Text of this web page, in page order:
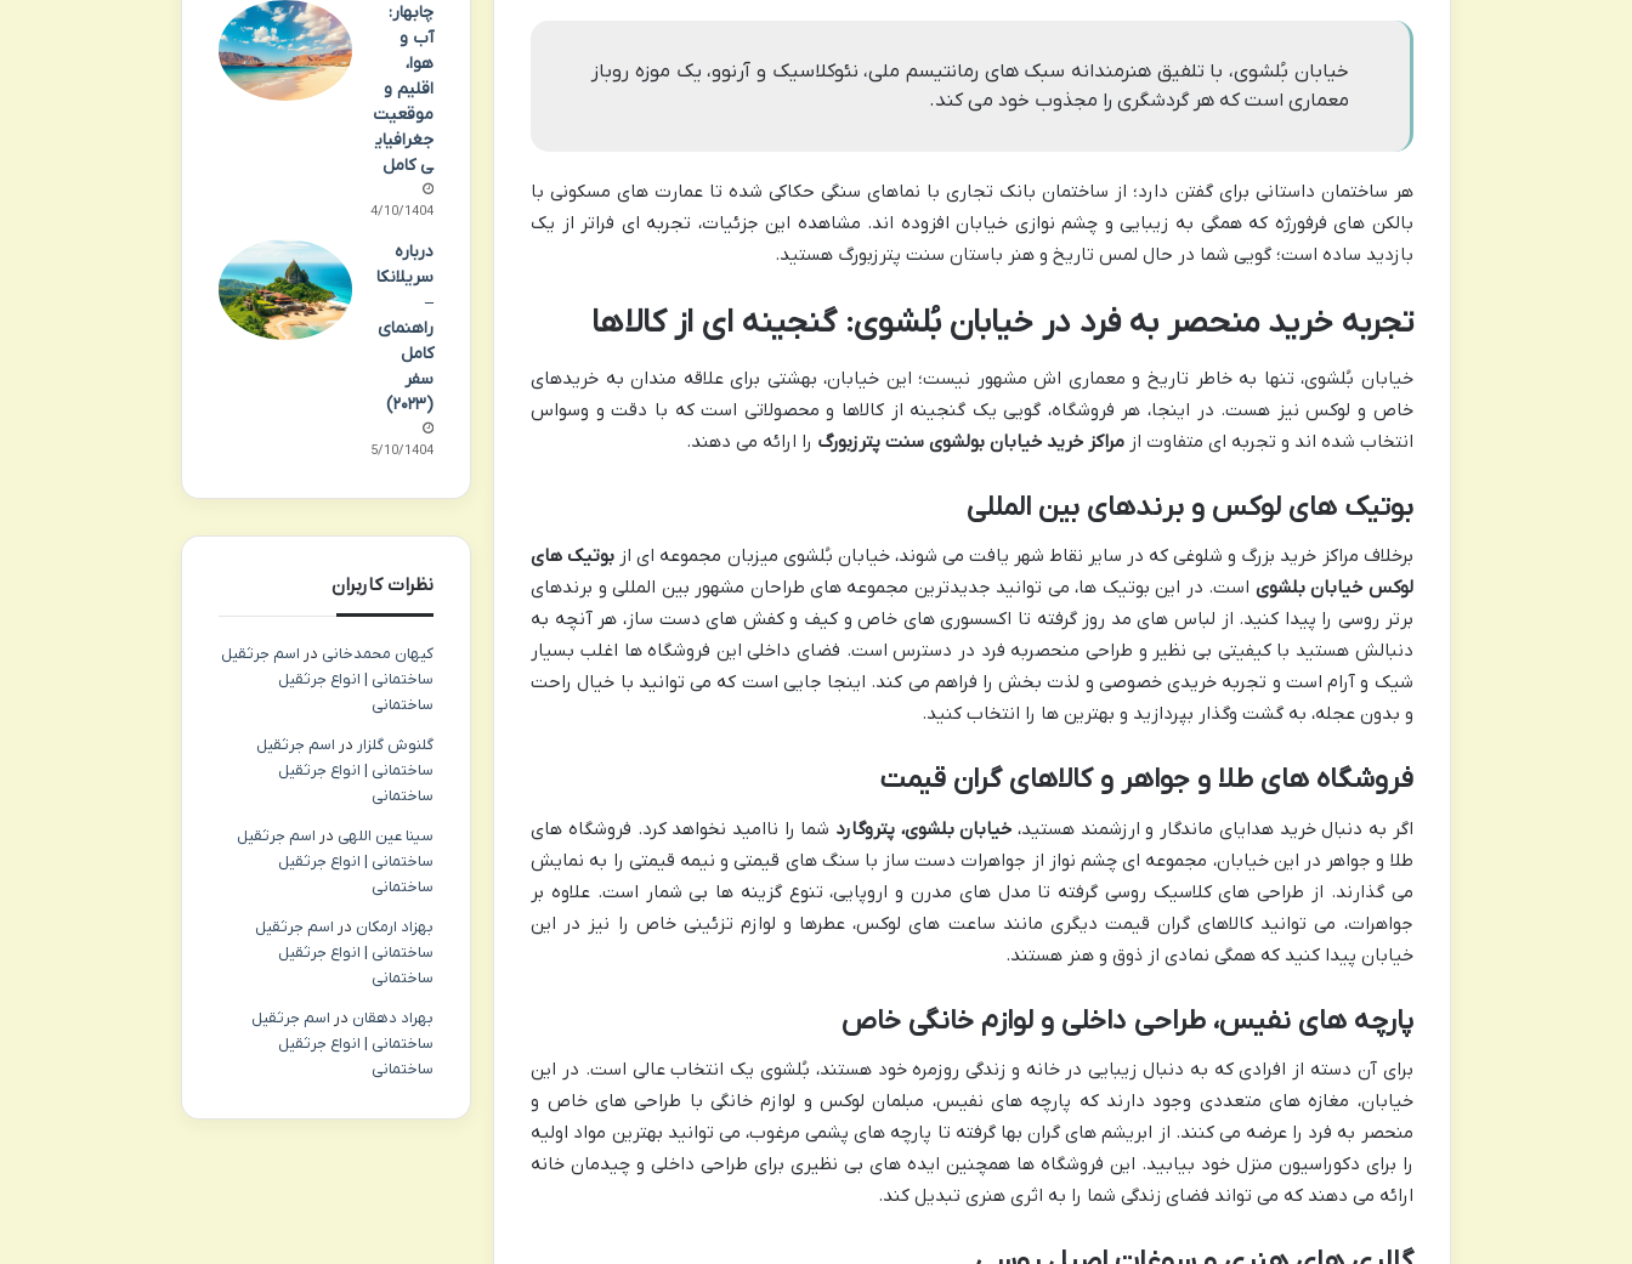
خیابان بُلشوی، با تلفیق هنرمندانه سبک های رمانتیسم ملی، نئوکلاسیک و آرنوو، یک موزه روباز
معماری است که هر گردشگری را مجذوب خود می کند.
هر ساختمان داستانی برای گفتن دارد؛ از ساختمان بانک تجاری با نماهای سنگی حکاکی شده تا عمارت های مسکونی با
بالکن های فرفورژه که همگی به زیبایی و چشم نوازی خیابان افزوده اند. مشاهده این جزئیات، تجربه ای فراتر از یک
بازدید ساده است؛ گویی شما در حال لمس تاریخ و هنر باستان سنت پترزبورگ هستید.
تجربه خرید منحصر به فرد در خیابان بُلشوی: گنجینه ای از کالاها
خیابان بُلشوی، تنها به خاطر تاریخ و معماری اش مشهور نیست؛ این خیابان، بهشتی برای علاقه مندان به خریدهای
خاص و لوکس نیز هست. در اینجا، هر فروشگاه، گویی یک گنجینه از کالاها و محصولاتی است که با دقت و وسواس
انتخاب شده اند و تجربه ای متفاوت ازمراکز خرید خیابان بولشوی سنت پترزبورگ را ارائه می دهند.
بوتیک های لوکس و برندهای بین المللی
برخلاف مراکز خرید بزرگ و شلوغی که در سایر نقاط شهر یافت می شوند، خیابان بُلشوی میزبان مجموعه ای از بوتیک های
لوکس خیابان بلشوی است. در این بوتیک ها، می توانید جدیدترین مجموعه های طراحان مشهور بین المللی و برندهای
برتر روسی را پیدا کنید. از لباس های مد روز گرفته تا اکسسوری های خاص و کیف و کفش های دست ساز، هر آنچه به
دنبالش هستید با کیفیتی بی نظیر و طراحی منحصربه فرد در دسترس است. فضای داخلی این فروشگاه ها اغلب بسیار
شیک و آرام است و تجربه خریدی خصوصی و لذت بخش را فراهم می کند. اینجا جایی است که می توانید با خیال راحت
و بدون عجله، به گشت وگذار بپردازید و بهترین ها را انتخاب کنید.
فروشگاه های طلا و جواهر و کالاهای گران قیمت
اگر به دنبال خرید هدایای ماندگار و ارزشمند هستید، خیابان بلشوی، پتروگارد شما را ناامید نخواهد کرد. فروشگاه های
طلا و جواهر در این خیابان، مجموعه ای چشم نواز از جواهرات دست ساز با سنگ های قیمتی و نیمه قیمتی را به نمایش
می گذارند. از طراحی های کلاسیک روسی گرفته تا مدل های مدرن و اروپایی، تنوع گزینه ها بی شمار است. علاوه بر
جواهرات، می توانید کالاهای گران قیمت دیگری مانند ساعت های لوکس، عطرها و لوازم تزئینی خاص را نیز در این
خیابان پیدا کنید که همگی نمادی از ذوق و هنر هستند.
پارچه های نفیس، طراحی داخلی و لوازم خانگی خاص
برای آن دسته از افرادی که به دنبال زیبایی در خانه و زندگی روزمره خود هستند، بُلشوی یک انتخاب عالی است. در این
خیابان، مغازه های متعددی وجود دارند که پارچه های نفیس، مبلمان لوکس و لوازم خانگی با طراحی های خاص و
منحصر به فرد را عرضه می کنند. از ابریشم های گران بها گرفته تا پارچه های پشمی مرغوب، می توانید بهترین مواد اولیه
را برای دکوراسیون منزل خود بیابید. این فروشگاه ها همچنین ایده های بی نظیری برای طراحی داخلی و چیدمان خانه
ارائه می دهند که می تواند فضای زندگی شما را به اثری هنری تبدیل کند.
چابهار:
آب و
هوا،
اقلیم و
موقعیت
جغرافیای
ی کامل
14/10/1404
درباره
سریلانکا
–
راهنمای
کامل
سفر
(۲۰۲۳)
15/10/1404
نظرات کاربران
کیهان محمدخانی در اسم جرثقیل
ساختمانی | انواع جرثقیل
ساختمانی
گلنوش گلزار در اسم جرثقیل
ساختمانی | انواع جرثقیل
ساختمانی
سینا عین اللهی در اسم جرثقیل
ساختمانی | انواع جرثقیل
ساختمانی
بهزاد ارمکان در اسم جرثقیل
ساختمانی | انواع جرثقیل
ساختمانی
بهراد دهقان در اسم جرثقیل
ساختمانی | انواع جرثقیل
ساختمانی